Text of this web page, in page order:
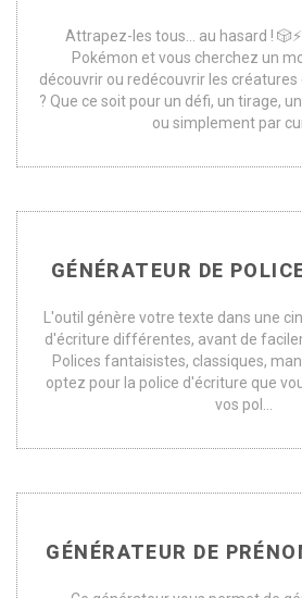
Attrapez-les tous... au hasard !
Pokémon et vous cherchez un
découvrir ou redécouvrir les
? Que ce soit pour un défi, un tirage,
ou simplement par
GÉNÉRATEUR DE
L'outil génère votre texte dans une
d'écriture différentes, avant de
Polices fantaisistes, classiques,
optez pour la police d'écriture que
vos pol...
GÉNÉRATEUR DE